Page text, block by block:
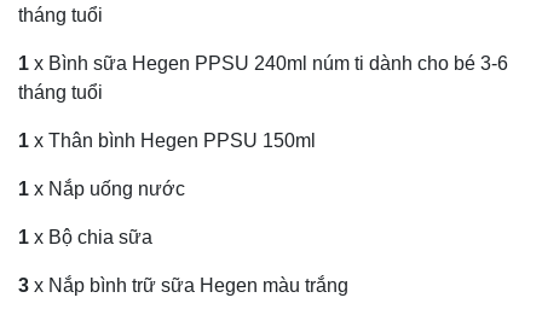
tháng tuổi
1 x Bình sữa Hegen PPSU 240ml núm ti dành cho bé 3-6
tháng tuổi
1 x Thân bình Hegen PPSU 150ml
1 x Nắp uống nước
1 x Bộ chia sữa
3 x Nắp bình trữ sữa Hegen màu trắng